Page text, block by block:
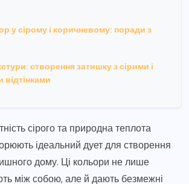
у сірому і коричневому: поради з
створення затишку з сірими і
сірого та природна теплота
ідеальний дует для створення
дому. Ці кольори не лише
між собою, але й дають безмежні